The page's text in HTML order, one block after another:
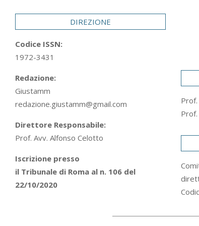
DIREZIONE
Codice ISSN:
1972-3431
Redazione:
Giustamm
redazione.giustamm@gmail.com
Direttore Responsabile:
Prof. Avv. Alfonso Celotto
Iscrizione presso
il Tribunale di Roma al n. 106 del
22/10/2020
Prof.